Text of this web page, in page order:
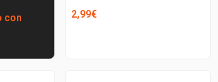
con 2,99€